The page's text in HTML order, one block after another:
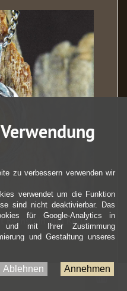
Bernstein und Kette
zu verbessern verwenden wir
verwendet um die Funktion
sind nicht deaktivierbar. Das
für Google-Analytics in
und mit Ihrer Zustimmung
und Gestaltung unseres
Annehmen
Ablehnen